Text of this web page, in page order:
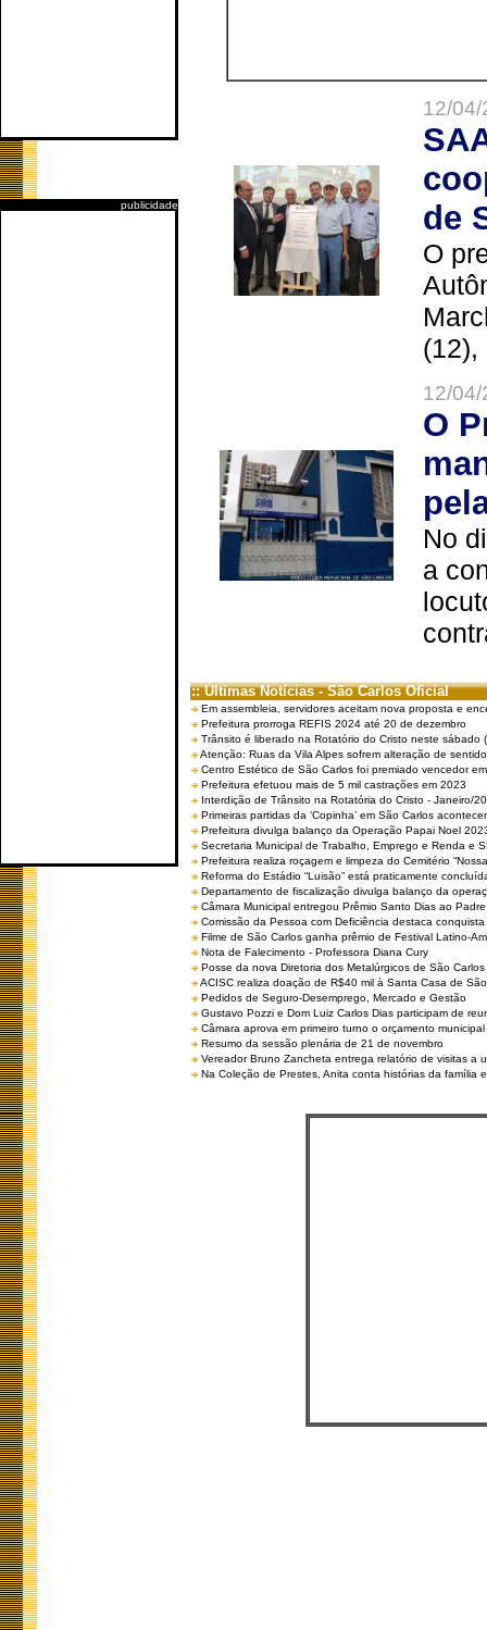
publicidade
12/
de
O
(12),
12/
O
No
a
:: Últimas Notícias - São Carlos Oficial
Em assembleia, servidores aceitam nova proposta e
Prefeitura prorroga REFIS 2024 até 20 de dezembro
Trânsito é liberado na Rotatório do Cristo neste sábado
Atenção: Ruas da Vila Alpes sofrem alteração de
Centro Estético de São Carlos foi premiado vencedor
Prefeitura efetuou mais de 5 mil castrações em 2023
Interdição de Trânsito na Rotatória do Cristo - Janeiro/
Primeiras partidas da ‘Copinha’ em São Carlos
Prefeitura divulga balanço da Operação Papai Noel
Secretaria Municipal de Trabalho, Emprego e Renda e
Prefeitura realiza roçagem e limpeza do Cemitério
Reforma do Estádio “Luisão” está praticamente
Departamento de fiscalização divulga balanço da
Câmara Municipal entregou Prêmio Santo Dias ao
Comissão da Pessoa com Deficiência destaca
Filme de São Carlos ganha prêmio de Festival Latino-
Nota de Falecimento - Professora Diana Cury
Posse da nova Diretoria dos Metalúrgicos de São
ACISC realiza doação de R$40 mil à Santa Casa de
Pedidos de Seguro-Desemprego, Mercado e Gestão
Gustavo Pozzi e Dom Luiz Carlos Dias participam de
Câmara aprova em primeiro turno o orçamento
Resumo da sessão plenária de 21 de novembro
Vereador Bruno Zancheta entrega relatório de visitas a
Na Coleção de Prestes, Anita conta histórias da família